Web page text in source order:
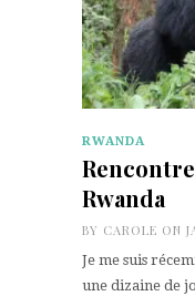
RWANDA
Rwanda
BY CAROLE ON
Je me suis
une dizaine de